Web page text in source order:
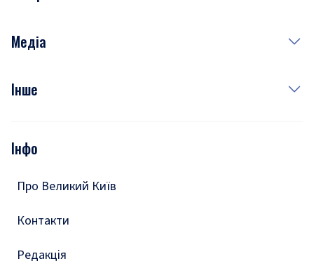
Рецепти
Медіа
Фото
Подкасти
Інше
Тести
Інфо
Про Великий Київ
Контакти
Редакція